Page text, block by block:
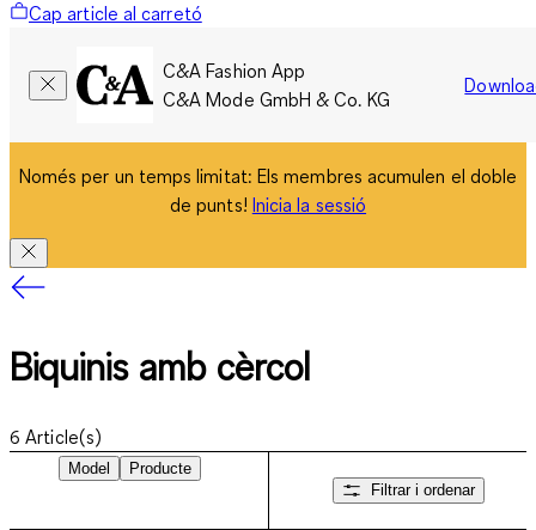
Cap article al carretó
C&A Fashion App
C&A Mode GmbH & Co. KG
Només per un temps limitat: Els membres acumulen el doble
de punts! Inicia la sessió
Biquinis amb cèrcol
6 Article(s)
Model
Producte
Filtrar i ordenar